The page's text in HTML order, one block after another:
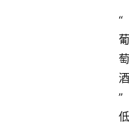
“
葡
萄
酒
”
低